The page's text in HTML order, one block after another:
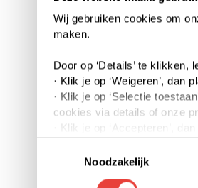
Wij gebruiken cookies om
maken.
Door op ‘Details’ te
· Klik je op ‘Weigeren’, dan
· Klik je op ‘Selectie
cookies via details of onze
· Klik je op ‘Accepteren’,
Je kunt jouw toestemming
Noodzakelijk